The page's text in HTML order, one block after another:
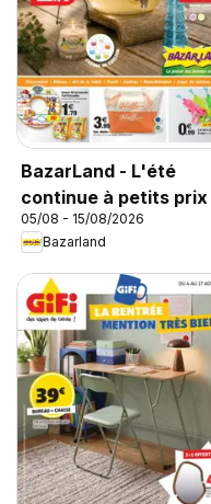
BazarLand - L'été
continue à petits prix
05/08 - 15/08/2026
Bazarland